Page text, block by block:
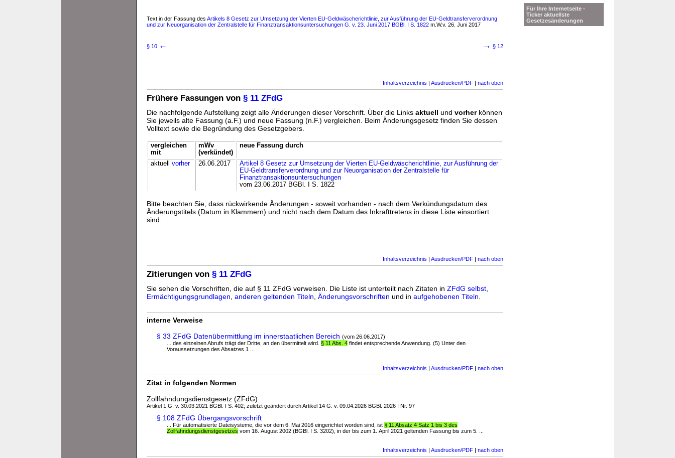
Text in der Fassung des Artikels 8 Gesetz zur Umsetzung der Vierten EU-Geldwäscherichtlinie, zur Ausführung der EU-Geldtransferverordnung
und zur Neuorganisation der Zentralstelle für Finanztransaktionsuntersuchungen G. v. 23. Juni 2017 BGBl. I S. 1822 m.W.v. 26. Juni 2017
§ 10 ← → § 12
Inhaltsverzeichnis | Ausdrucken/PDF | nach oben
Frühere Fassungen von § 11 ZFdG
Die nachfolgende Aufstellung zeigt alle Änderungen dieser Vorschrift. Über die Links aktuell und vorherkönnen
Sie jeweils alte Fassung (a.F.) und neue Fassung (n.F.) vergleichen. Beim Änderungsgesetz finden Sie dessen
Volltext sowie die Begründung des Gesetzgebers.
vergleichen
mit
mWv
(verkündet)
neue Fassung durch
aktuell vorher 26.06.2017
Artikel 8 Gesetz zur Umsetzung der Vierten EU-Geldwäscherichtlinie, zur Ausführung der
EU-Geldtransferverordnung und zur Neuorganisation der Zentralstelle für
Finanztransaktionsuntersuchungen
vom 23.06.2017 BGBl. I S. 1822
Bitte beachten Sie, dass rückwirkende Änderungen - soweit vorhanden - nach dem Verkündungsdatum des
Änderungstitels (Datum in Klammern) und nicht nach dem Datum des Inkrafttretens in diese Liste einsortiert
sind.
Inhaltsverzeichnis | Ausdrucken/PDF | nach oben
Zitierungen von § 11 ZFdG
Sie sehen die Vorschriften, die auf § 11 ZFdG verweisen. Die Liste ist unterteilt nach Zitaten in ZFdG selbst
Ermächtigungsgrundlagen anderen geltenden Titeln Änderungsvorschriften und in aufgehobenen Titeln
interne Verweise
§ 33 ZFdG Datenübermittlung im innerstaatlichen Bereich (vom 26.06.2017)
... des einzelnen Abrufs trägt der Dritte, an den übermittelt wird. § 11 Abs. 4 findet entsprechende Anwendung. (5) Unter den
Voraussetzungen des Absatzes 1 ...
Inhaltsverzeichnis | Ausdrucken/PDF | nach oben
Zitat in folgenden Normen
Zollfahndungsdienstgesetz (ZFdG)
Artikel 1 G. v. 30.03.2021 BGBl. I S. 402; zuletzt geändert durch Artikel 14 G. v. 09.04.2026 BGBl. 2026 I Nr. 97
§ 108 ZFdG Übergangsvorschrift
... Für automatisierte Dateisysteme, die vor dem 6. Mai 2016 eingerichtet worden sind, ist § 11 Absatz 4 Satz 1 bis 3 des
Zollfahndungsdienstgesetzes vom 16. August 2002 (BGBl. I S. 3202), in der bis zum 1. April 2021 geltenden Fassung bis zum 5. ...
Inhaltsverzeichnis | Ausdrucken/PDF | nach oben
Für Ihre Internetseite -
Ticker aktuellste
Gesetzesänderungen